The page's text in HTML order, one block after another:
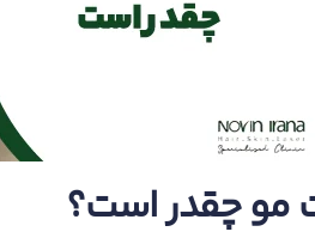
مو چقدر است؟